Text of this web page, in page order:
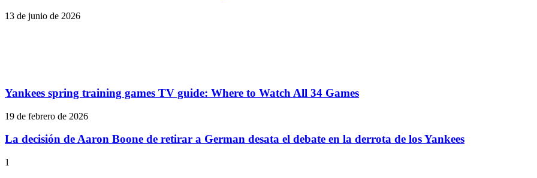
13 de junio de 2026
Yankees spring training games TV guide: Where to Watch All 34 Games
19 de febrero de 2026
La decisión de Aaron Boone de retirar a German desata el debate en la derrota de los Yankees
1